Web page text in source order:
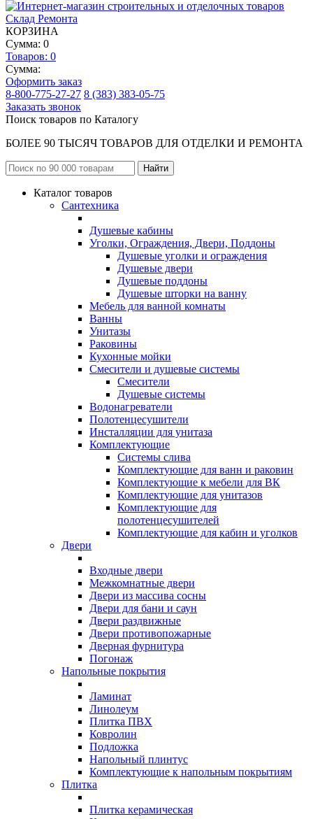
КОРЗИНА
Сумма: 0
Товаров: 0
Сумма:
Оформить заказ
8-800-775-27-27 8 (383) 383-05-75
Заказать звонок
Поиск товаров по Каталогу
БОЛЕЕ 90 ТЫСЯЧ ТОВАРОВ ДЛЯ ОТДЕЛКИ И РЕМОНТА
Каталог товаров
Сантехника
Душевые кабины
Уголки, Ограждения, Двери, Поддоны
Душевые уголки и ограждения
Душевые двери
Душевые поддоны
Душевые шторки на ванну
Мебель для ванной комнаты
Ванны
Унитазы
Раковины
Кухонные мойки
Смесители и душевые системы
Смесители
Душевые системы
Водонагреватели
Полотенцесушители
Инсталляции для унитаза
Комплектующие
Системы слива
Комплектующие для ванн и раковин
Комплектующие к мебели для ВК
Комплектующие для унитазов
Комплектующие для
полотенцесушителей
Комплектующие для кабин и уголков
Двери
Входные двери
Межкомнатные двери
Двери из массива сосны
Двери для бани и саун
Двери раздвижные
Двери противопожарные
Дверная фурнитура
Погонаж
Напольные покрытия
Ламинат
Линолеум
Плитка ПВХ
Ковролин
Подложка
Напольный плинтус
Комплектующие к напольным покрытиям
Плитка
Плитка керамическая